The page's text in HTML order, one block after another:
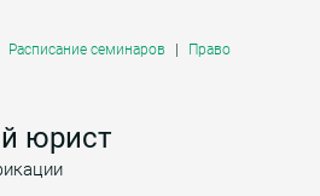
Расписание семинаров
Право
юрист
на обработку персональных